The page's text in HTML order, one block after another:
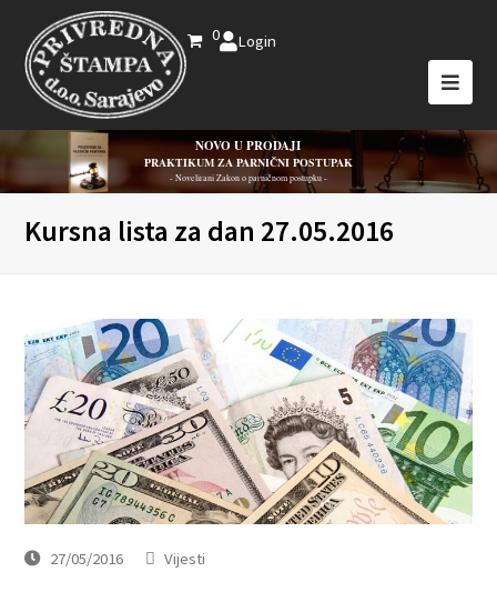
0 Login
NOVO U PRODAJI
PRAKTIKUM ZA PARNIČNI POSTUPAK
- Novelirani Zakon o parničnom postupku -
Kursna lista za dan 27.05.2016
27/05/2016 Vijesti